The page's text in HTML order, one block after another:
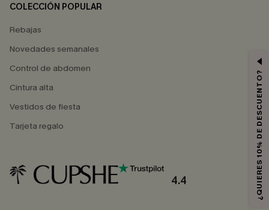
COLECCIÓN POPULAR
Rebajas
Novedades semanales
Control de abdomen
Cintura alta
Vestidos de fiesta
Tarjeta regalo
4.4 ¿QUIERES 10% DE DESCUENTO?